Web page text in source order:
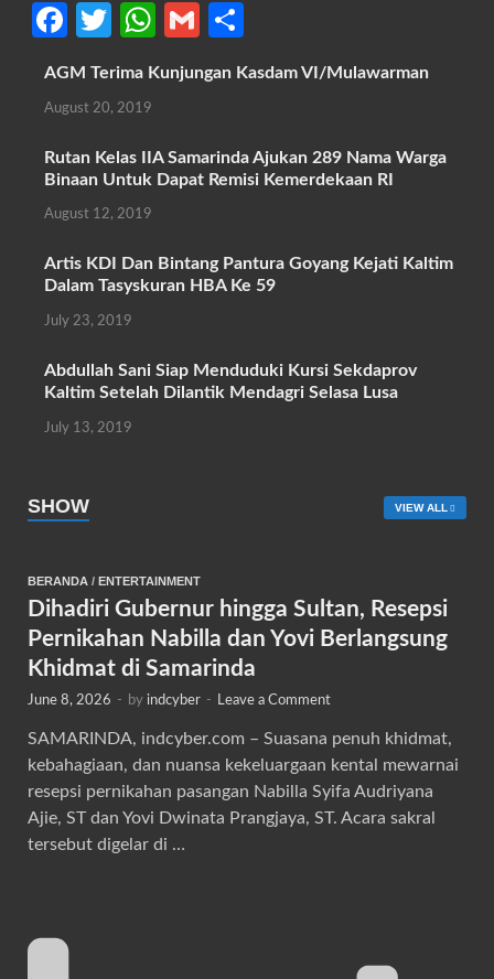
Fa
b
o
o
k
T
itt
er
W
at
A
p
G
ail ar
AGM Terima Kunjungan Kasdam VI/Mulawarman
August 20, 2019
Rutan Kelas IIA Samarinda Ajukan 289 Nama Warga
Binaan Untuk Dapat Remisi Kemerdekaan RI
August 12, 2019
Artis KDI Dan Bintang Pantura Goyang Kejati Kaltim
Dalam Tasyskuran HBA Ke 59
July 23, 2019
Abdullah Sani Siap Menduduki Kursi Sekdaprov
Kaltim Setelah Dilantik Mendagri Selasa Lusa
July 13, 2019
SHOW VIEW ALL
BERANDA / ENTERTAINMENT
Dihadiri Gubernur hingga Sultan, Resepsi
Pernikahan Nabilla dan Yovi Berlangsung
Khidmat di Samarinda
June 8, 2026 - by indcyber - Leave a Comment
SAMARINDA, indcyber.com – Suasana penuh khidmat,
kebahagiaan, dan nuansa kekeluargaan kental mewarnai
resepsi pernikahan pasangan Nabilla Syifa Audriyana
Ajie, ST dan Yovi Dwinata Prangjaya, ST. Acara sakral
tersebut digelar di …